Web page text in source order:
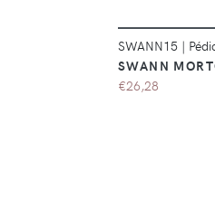
SWANN15 |
SWANN
€26,28